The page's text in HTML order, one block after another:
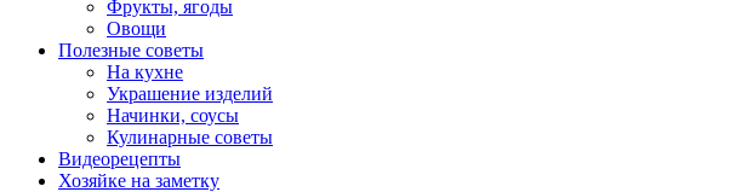
Фрукты, ягоды
Овощи
Полезные советы
На кухне
Украшение изделий
Начинки, соусы
Кулинарные советы
Видеорецепты
Хозяйке на заметку